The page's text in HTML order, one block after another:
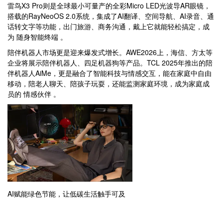
雷鸟X3 Pro则是全球最小可量产的全彩Micro LED光波导AR眼镜，
搭载的RayNeoOS 2.0系统，集成了AI翻译、空间导航、AI录音、通
话转文字等功能，出门旅游、商务沟通，戴上它就能轻松搞定，成
为 随身智能终端 。
陪伴机器人市场更是迎来爆发式增长。AWE2026上，海信、方太等
企业将展示陪伴机器人、四足机器狗等产品。TCL 2025年推出的陪
伴机器人AiMe，更是融合了智能科技与情感交互，能在家庭中自由
移动，陪老人聊天、陪孩子玩耍，还能监测家庭环境，成为家庭成
员的 情感伙伴 。
AI赋能绿色节能，让低碳生活触手可及